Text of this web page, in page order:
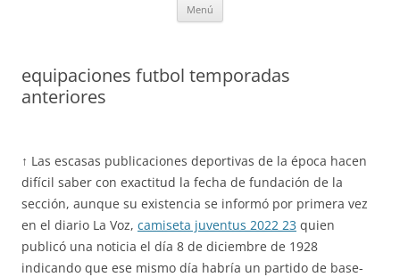
Menú
equipaciones futbol temporadas
anteriores
↑ Las escasas publicaciones deportivas de la época hacen
difícil saber con exactitud la fecha de fundación de la
sección, aunque su existencia se informó por primera vez
en el diario La Voz, camiseta juventus 2022 23 quien
publicó una noticia el día 8 de diciembre de 1928
indicando que ese mismo día habría un partido de base-